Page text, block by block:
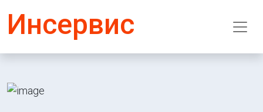
Инсервис